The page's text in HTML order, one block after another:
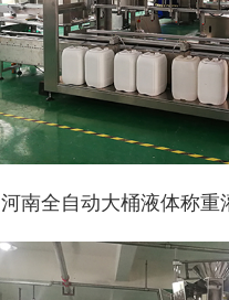
河南全自动大桶液体称重